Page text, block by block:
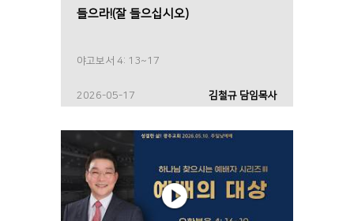
들으라!(잘 들으십시오)
야고보서 4: 13~17
2026-05-17 김철규 담임목사